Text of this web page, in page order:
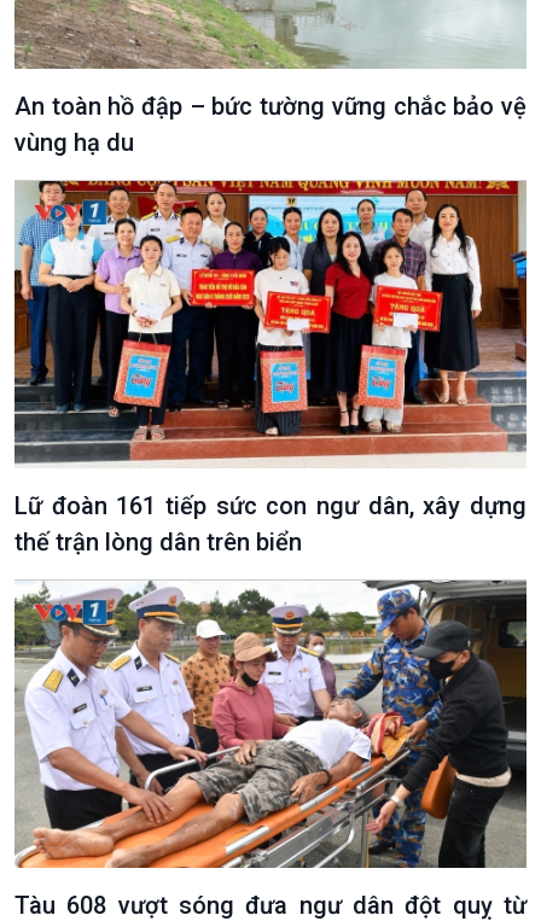
Podcast
Góc nhìn VOV1
Bình luận
10 phút Sự kiện - Luận bàn
Câu chuyện thời sự
Dòng chảy sự kiện
Đối thoại
Chuyện đêm
An toàn hồ đập – bức tường vững chắc bảo vệ
vùng hạ du
Lữ đoàn 161 tiếp sức con ngư dân, xây dựng
thế trận lòng dân trên biển
Tàu 608 vượt sóng đưa ngư dân đột quỵ từ